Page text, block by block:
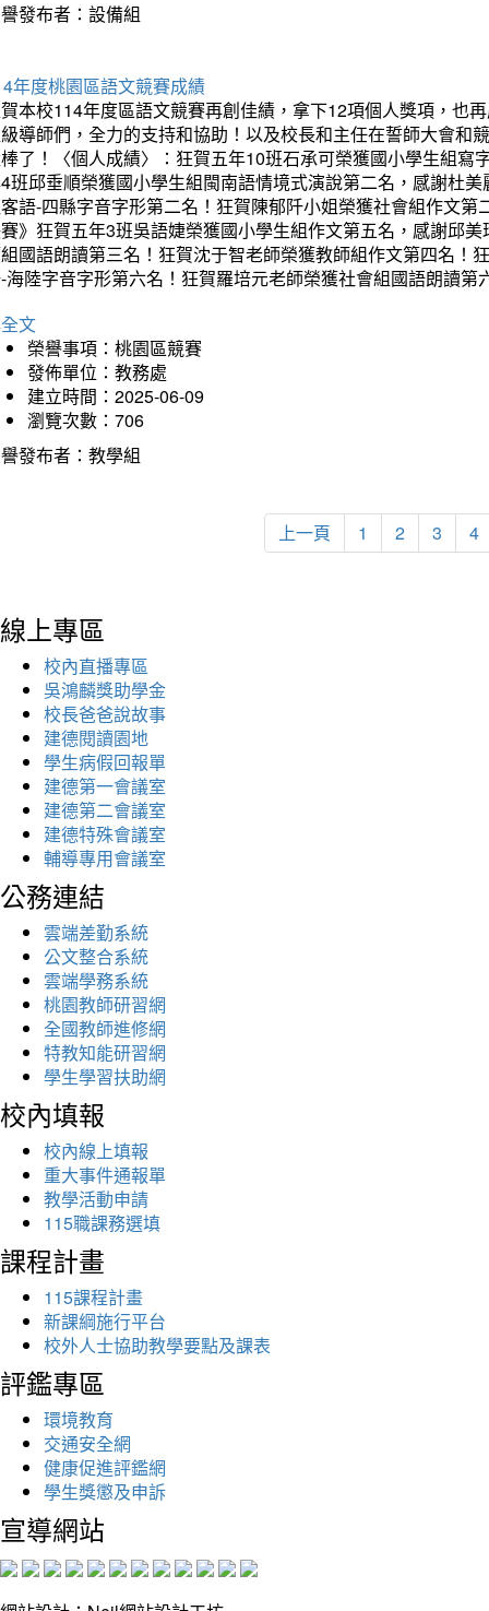
發布者：設備組
年度桃園區語文競賽成績
本校114年度區語文競賽再創佳績，拿下12項個人獎項，也
導師們，全力的支持和協助！以及校長和主任在誓師大會和
了！〈個人成績〉：狂賀五年10班石承可榮獲國小學生組
班邱垂順榮獲國小學生組閩南語情境式演說第二名，感謝杜
語-四縣字音字形第二名！狂賀陳郁阡小姐榮獲社會組作文
》狂賀五年3班吳語婕榮獲國小學生組作文第五名，感謝邱
國語朗讀第三名！狂賀沈于智老師榮獲教師組作文第四名！
海陸字音字形第六名！狂賀羅培元老師榮獲社會組國語朗讀
文
榮譽事項：桃園區競賽
發佈單位：教務處
建立時間：2025-06-09
瀏覽次數：706
發布者：教學組
上一頁 1 2 3 4
線上專區
校內直播專區
吳鴻麟獎助學金
校長爸爸說故事
建德閱讀園地
學生病假回報單
建德第一會議室
建德第二會議室
建德特殊會議室
輔導專用會議室
公務連結
雲端差勤系統
公文整合系統
雲端學務系統
桃園教師研習網
全國教師進修網
特教知能研習網
學生學習扶助網
校內填報
校內線上填報
重大事件通報單
教學活動申請
115職課務選填
課程計畫
115課程計畫
新課綱施行平台
校外人士協助教學要點及課表
評鑑專區
環境教育
交通安全網
健康促進評鑑網
學生獎懲及申訴
宣導網站